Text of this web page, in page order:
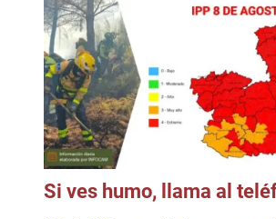
Si ves humo, llama al